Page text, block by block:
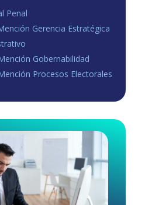
Penal
Gerencia Estratégica
Gobernabilidad
Procesos Electorales